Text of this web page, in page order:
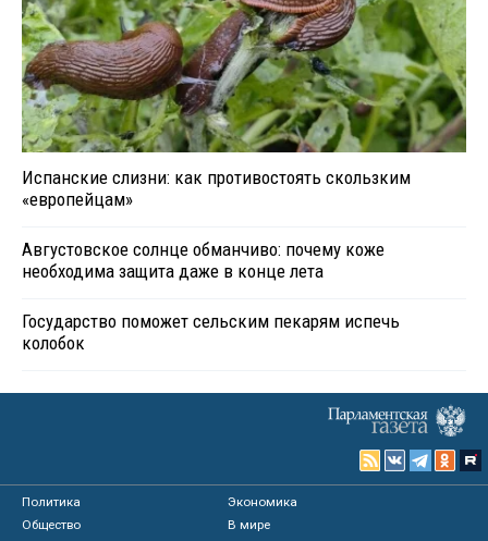
Испанские слизни: как противостоять скользким
«европейцам»
Августовское солнце обманчиво: почему коже
необходима защита даже в конце лета
Государство поможет сельским пекарям испечь
колобок
Политика
Экономика
Общество
В мире